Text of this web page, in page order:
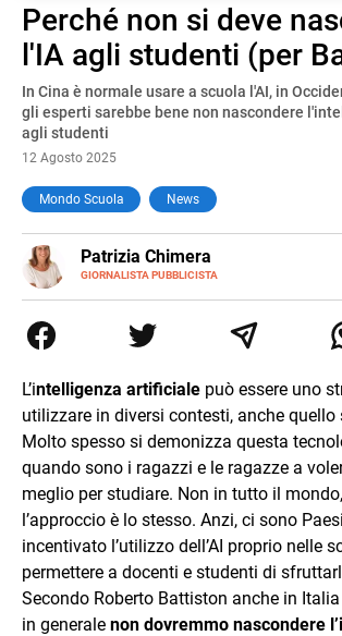
Perché non si deve
l'IA agli studenti (per
In Cina è normale usare a scuola l'AI, in
gli esperti sarebbe bene non nascondere
agli studenti
12 Agosto 2025
Mondo Scuola News
Patrizia Chimera
GIORNALISTA PUBBLICISTA
E-
MAIL
LINKEDIN
collaborato con grandi gruppi editoriali
comunicazione specializzandosi nella
L’intelligenza artificiale può essere uno
utilizzare in diversi contesti, anche quello
Molto spesso si demonizza questa
quando sono i ragazzi e le ragazze a
meglio per studiare. Non in tutto il
l’approccio è lo stesso. Anzi, ci sono
incentivato l’utilizzo dell’AI proprio nelle
permettere a docenti e studenti di
Secondo Roberto Battiston anche in Italia
in generale non dovremmo nascondere